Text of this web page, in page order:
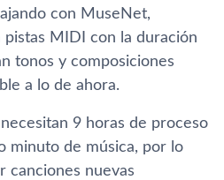
con MuseNet,
MIDI con la duración
tonos y composiciones
a lo de ahora.
9 horas de proceso
minuto de música, por lo
canciones nuevas